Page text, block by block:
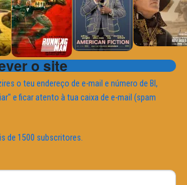
o site
o teu endereço de e-mail e número de BI,
e ficar atento à tua caixa de e-mail (spam
de 1500 subscritores.